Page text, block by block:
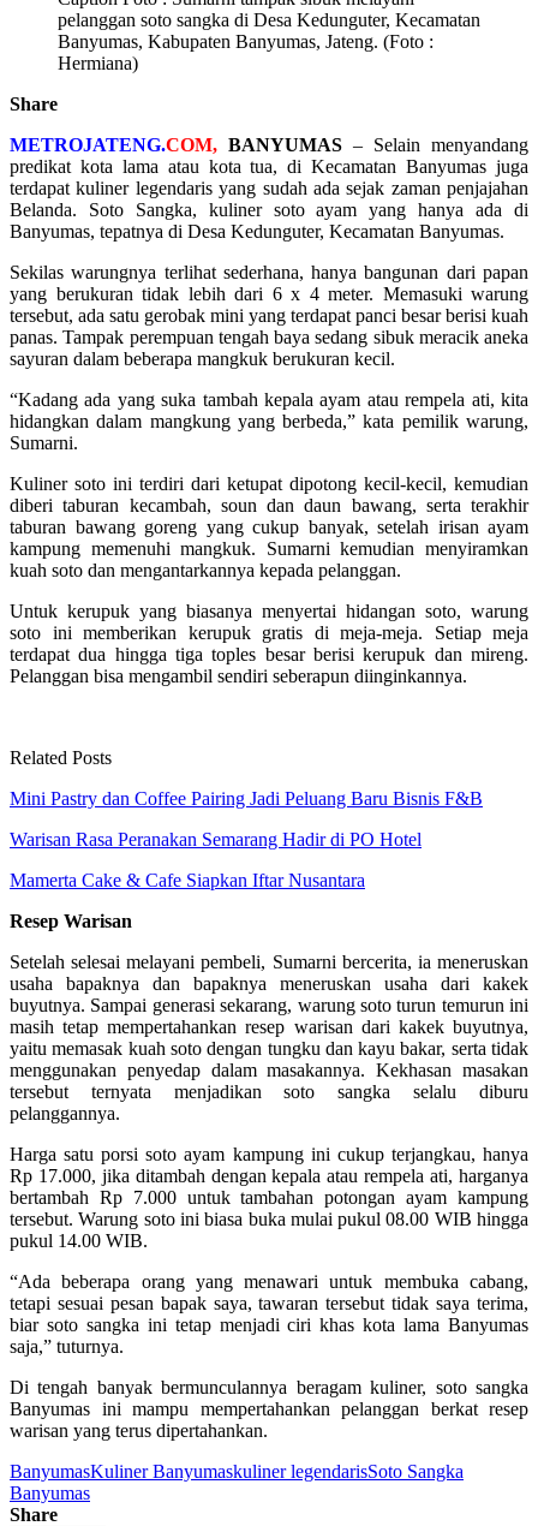
pelanggan soto sangka di Desa Kedunguter, Kecamatan
Banyumas, Kabupaten Banyumas, Jateng. (Foto :
Hermiana)
Share
METROJATENG.COM, BANYUMAS – Selain menyandang
predikat kota lama atau kota tua, di Kecamatan Banyumas juga
terdapat kuliner legendaris yang sudah ada sejak zaman penjajahan
Belanda. Soto Sangka, kuliner soto ayam yang hanya ada di
Banyumas, tepatnya di Desa Kedunguter, Kecamatan Banyumas.
Sekilas warungnya terlihat sederhana, hanya bangunan dari papan
yang berukuran tidak lebih dari 6 x 4 meter. Memasuki warung
tersebut, ada satu gerobak mini yang terdapat panci besar berisi kuah
panas. Tampak perempuan tengah baya sedang sibuk meracik aneka
sayuran dalam beberapa mangkuk berukuran kecil.
“Kadang ada yang suka tambah kepala ayam atau rempela ati, kita
hidangkan dalam mangkung yang berbeda,” kata pemilik warung,
Sumarni.
Kuliner soto ini terdiri dari ketupat dipotong kecil-kecil, kemudian
diberi taburan kecambah, soun dan daun bawang, serta terakhir
taburan bawang goreng yang cukup banyak, setelah irisan ayam
kampung memenuhi mangkuk. Sumarni kemudian menyiramkan
kuah soto dan mengantarkannya kepada pelanggan.
Untuk kerupuk yang biasanya menyertai hidangan soto, warung
soto ini memberikan kerupuk gratis di meja-meja. Setiap meja
terdapat dua hingga tiga toples besar berisi kerupuk dan mireng.
Pelanggan bisa mengambil sendiri seberapun diinginkannya.
Related Posts
Mini Pastry dan Coffee Pairing Jadi Peluang Baru Bisnis F&B
Warisan Rasa Peranakan Semarang Hadir di PO Hotel
Mamerta Cake & Cafe Siapkan Iftar Nusantara
Resep Warisan
Setelah selesai melayani pembeli, Sumarni bercerita, ia meneruskan
usaha bapaknya dan bapaknya meneruskan usaha dari kakek
buyutnya. Sampai generasi sekarang, warung soto turun temurun ini
masih tetap mempertahankan resep warisan dari kakek buyutnya,
yaitu memasak kuah soto dengan tungku dan kayu bakar, serta tidak
menggunakan penyedap dalam masakannya. Kekhasan masakan
tersebut ternyata menjadikan soto sangka selalu diburu
pelanggannya.
Harga satu porsi soto ayam kampung ini cukup terjangkau, hanya
Rp 17.000, jika ditambah dengan kepala atau rempela ati, harganya
bertambah Rp 7.000 untuk tambahan potongan ayam kampung
tersebut. Warung soto ini biasa buka mulai pukul 08.00 WIB hingga
pukul 14.00 WIB.
“Ada beberapa orang yang menawari untuk membuka cabang,
tetapi sesuai pesan bapak saya, tawaran tersebut tidak saya terima,
biar soto sangka ini tetap menjadi ciri khas kota lama Banyumas
saja,” tuturnya.
Di tengah banyak bermunculannya beragam kuliner, soto sangka
Banyumas ini mampu mempertahankan pelanggan berkat resep
warisan yang terus dipertahankan.
BanyumasKuliner Banyumaskuliner legendarisSoto Sangka
Banyumas
Share